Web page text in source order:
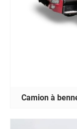
Camion à